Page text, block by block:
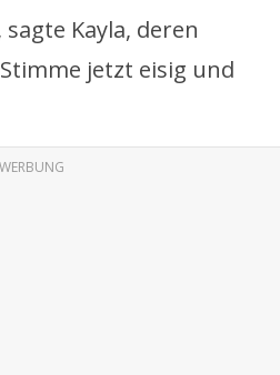
Kayla, deren
jetzt eisig und
WERBUNG